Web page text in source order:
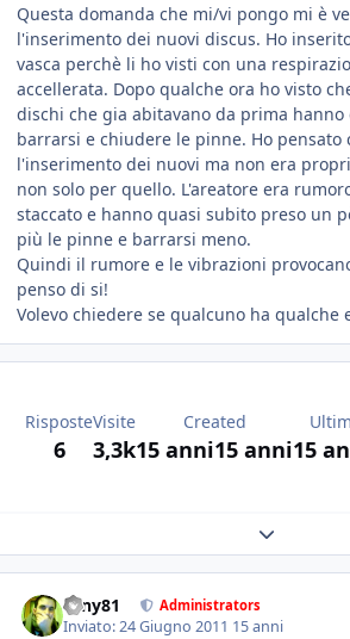
Questa domanda che mi/vi pongo mi è
l'inserimento dei nuovi discus. Ho
vasca perchè li ho visti con una
accellerata. Dopo qualche ora ho visto
dischi che gia abitavano da prima hanno
barrarsi e chiudere le pinne. Ho pensato
l'inserimento dei nuovi ma non era
non solo per quello. L'areatore era
staccato e hanno quasi subito preso un
più le pinne e barrarsi meno.
Quindi il rumore e le vibrazioni
penso di si!
Volevo chiedere se qualcuno ha qualche
Risposte
6
Visite
3,3k
Created
15 anni15 anni15
Expand
tony81 Administrators
Inviato:24 Giugno 2011 15 anni